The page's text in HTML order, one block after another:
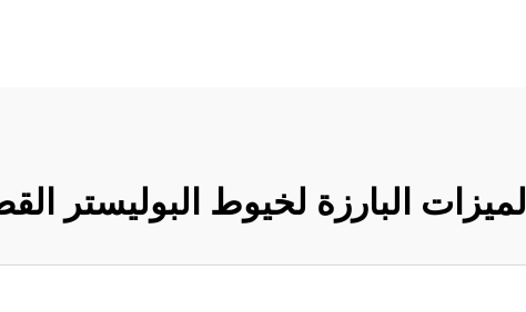
الميزات البارزة لخيوط البوليستر